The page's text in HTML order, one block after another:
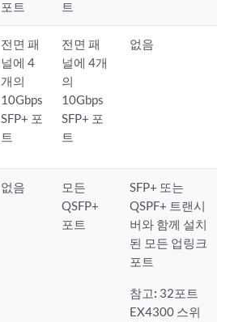
포트
트
전면 패
널에 4
개의
10Gbps
SFP+ 포
트
전면 패
널에 4개
의
10Gbps
SFP+ 포
트
없음
없음
모든
QSFP+
포트
SFP+ 또는
QSPF+ 트랜시
버와 함께 설치
된 모든 업링크
포트
참고: 32포트
EX4300 스위